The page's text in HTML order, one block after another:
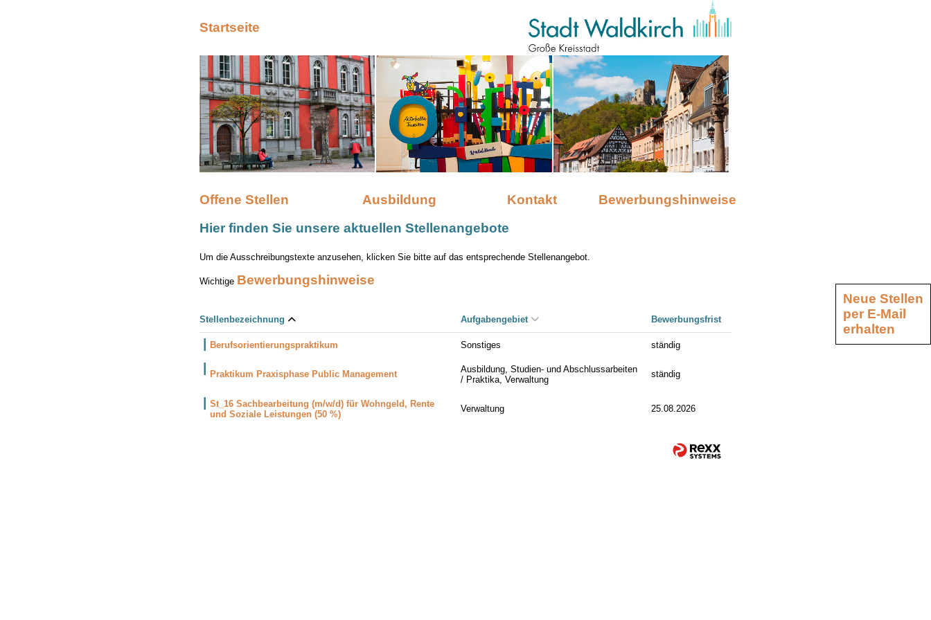
Startseite
Offene Stellen Ausbildung Kontakt
Bewerbungshinweise
Hier finden Sie unsere aktuellen Stellenangebote
Um die Ausschreibungstexte anzusehen, klicken Sie bitte auf das entsprechende Stellenangebot.
Wichtige Bewerbungshinweise
Stellenbezeichnung Aufgabengebiet Bewerbungsfrist
Berufsorientierungspraktikum Sonstiges ständig
Praktikum Praxisphase Public Management
Ausbildung, Studien- und Abschlussarbeiten
/ Praktika, Verwaltung
ständig
St_16 Sachbearbeitung (m/w/d) für Wohngeld, Rente
und Soziale Leistungen (50 %)
Verwaltung 25.08.2026
Neue Stellen
per E-Mail
erhalten